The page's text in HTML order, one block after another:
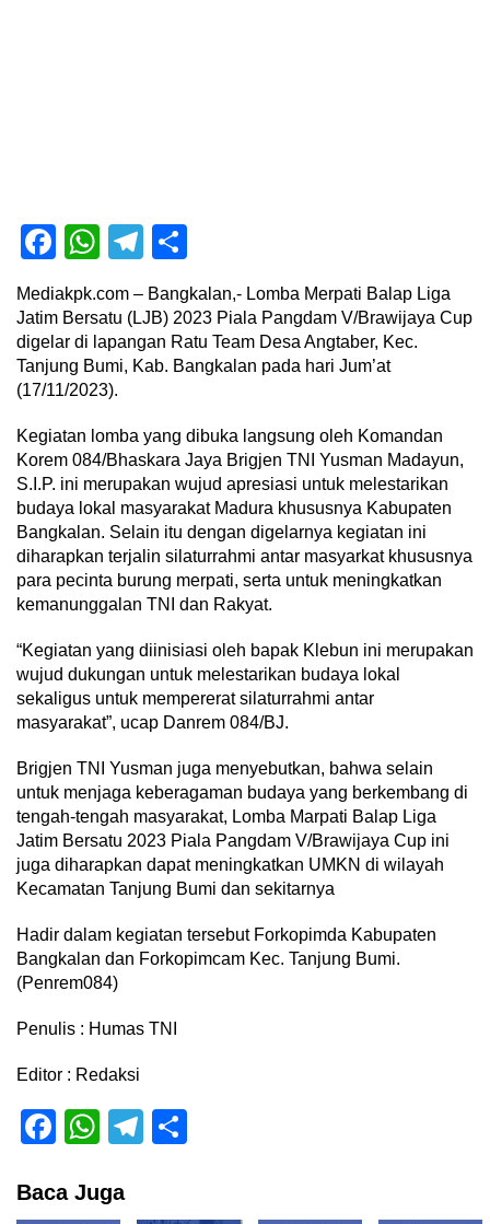
Facebook
WhatsApp
Telegram
Mediakpk.com – Bangkalan,- Lomba Merpati Balap Liga
Jatim Bersatu (LJB) 2023 Piala Pangdam V/Brawijaya Cup
digelar di lapangan Ratu Team Desa Angtaber, Kec.
Tanjung Bumi, Kab. Bangkalan pada hari Jum’at
(17/11/2023).
Kegiatan lomba yang dibuka langsung oleh Komandan
Korem 084/Bhaskara Jaya Brigjen TNI Yusman Madayun,
S.I.P. ini merupakan wujud apresiasi untuk melestarikan
budaya lokal masyarakat Madura khususnya Kabupaten
Bangkalan. Selain itu dengan digelarnya kegiatan ini
diharapkan terjalin silaturrahmi antar masyarkat khususnya
para pecinta burung merpati, serta untuk meningkatkan
kemanunggalan TNI dan Rakyat.
“Kegiatan yang diinisiasi oleh bapak Klebun ini merupakan
wujud dukungan untuk melestarikan budaya lokal
sekaligus untuk mempererat silaturrahmi antar
masyarakat”, ucap Danrem 084/BJ.
Brigjen TNI Yusman juga menyebutkan, bahwa selain
untuk menjaga keberagaman budaya yang berkembang di
tengah-tengah masyarakat, Lomba Marpati Balap Liga
Jatim Bersatu 2023 Piala Pangdam V/Brawijaya Cup ini
juga diharapkan dapat meningkatkan UMKN di wilayah
Kecamatan Tanjung Bumi dan sekitarnya
Hadir dalam kegiatan tersebut Forkopimda Kabupaten
Bangkalan dan Forkopimcam Kec. Tanjung Bumi.
(Penrem084)
Penulis : Humas TNI
Editor : Redaksi
Facebook
WhatsApp
Telegram
Baca Juga